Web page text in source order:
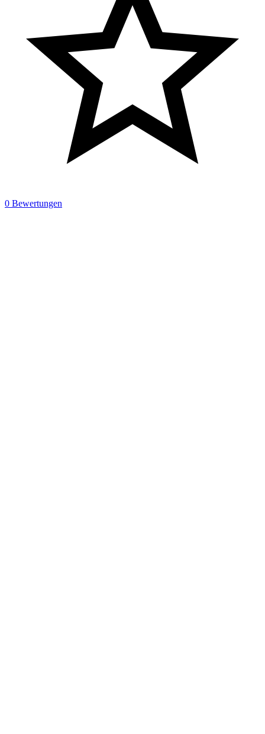
0 Bewertungen